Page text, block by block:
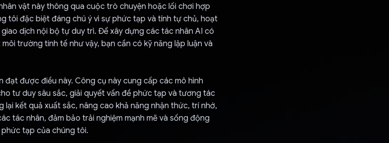
vật này thông qua cuộc trò chuyện hoặc lối chơi hợp
tôi đặc biệt đáng chú ý vì sự phức tạp và tính tự chủ, hoạt
dịch nội bộ tự duy trì. Để xây dựng các tác nhân AI có
trường tinh tế như vậy, bạn cần có kỹ năng lập luận và
đạt được điều này. Công cụ này cung cấp các mô hình
tư duy sâu sắc, giải quyết vấn đề phức tạp và tương tác
lại kết quả xuất sắc, nâng cao khả năng nhận thức, trí nhớ,
tác nhân, đảm bảo trải nghiệm mạnh mẽ và sống động
tạp của chúng tôi.